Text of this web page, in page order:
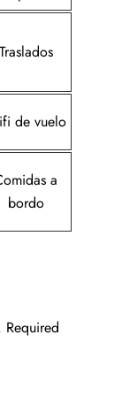
Traslados
de vuelo
a
bordo
Required